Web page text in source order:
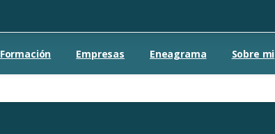
Formación Empresas Eneagrama Sobre mi